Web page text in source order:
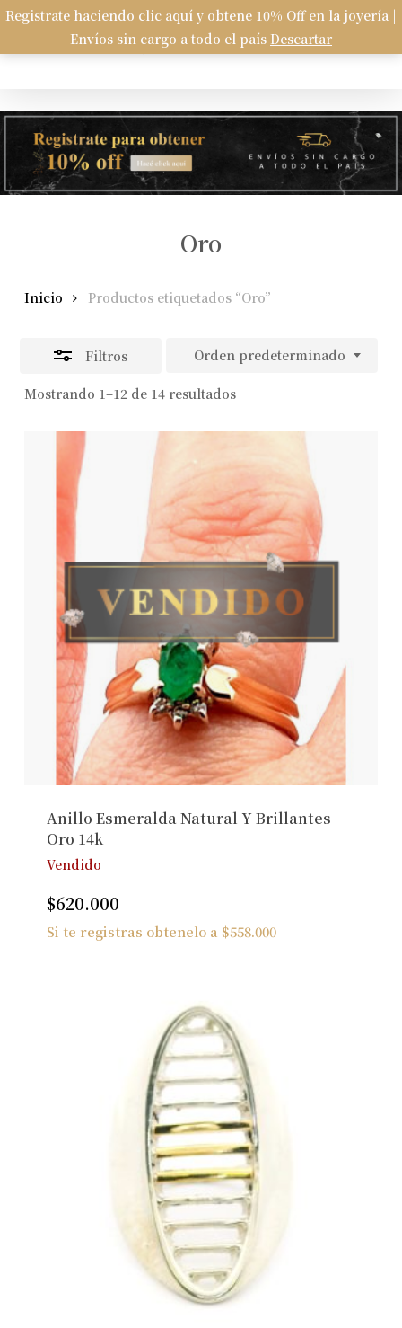
Registrate haciendo clic aquí y obtene 10% Off en la joyería |
Envíos sin cargo a todo el país Descartar
Skip
main
search
Carrito Cart
Oro
Inicio Productos etiquetados “Oro”
Filtros
Mostrando 1–12 de 14 resultados
Orden predeterminado
Anillo Esmeralda Natural Y Brillantes
Oro 14k
Vendido
$620.000
Si te registras obtenelo a $558.000